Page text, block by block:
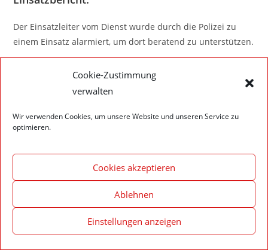
Cookie-Zustimmung
verwalten
Wir verwenden Cookies, um unsere Website und unseren Service zu
optimieren.
Cookies akzeptieren
Ablehnen
Einstellungen anzeigen
Der Einsatzleiter vom Dienst wurde durch die Polizei zu
einem Einsatz alarmiert, um dort beratend zu unterstützen.